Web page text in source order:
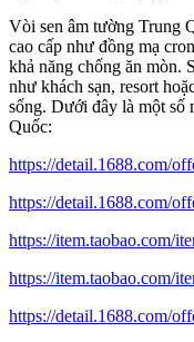
Vòi sen âm tường Trung
cao cấp như đồng mạ
khả năng chống ăn mòn.
như khách sạn, resort
sống. Dưới đây là một số
Quốc:
https://detail.1688.com/
https://detail.1688.com/
https://item.taobao.com/
https://item.taobao.com/
https://detail.1688.com/